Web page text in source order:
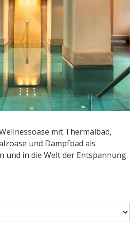
mit Thermalbad,
und Dampfbad als
und in die Welt der Entspannung